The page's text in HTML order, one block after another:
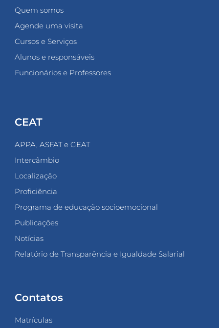
Quem somos
Agende uma visita
Cursos e Serviços
Alunos e responsáveis
Funcionários e Professores
CEAT
APPA, ASFAT e GEAT
Intercâmbio
Localização
Proficiência
Programa de educação socioemocional
Publicações
Notícias
Relatório de Transparência e Igualdade Salarial
Contatos
Matrículas